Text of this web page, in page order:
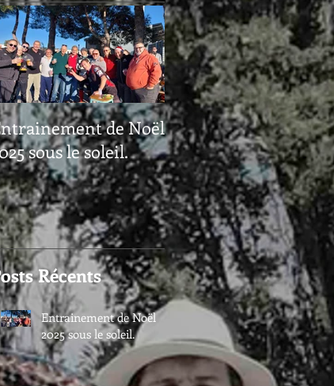
de Noël
sous le soleil.
Récents
Entrainement de Noël
2025 sous le soleil.